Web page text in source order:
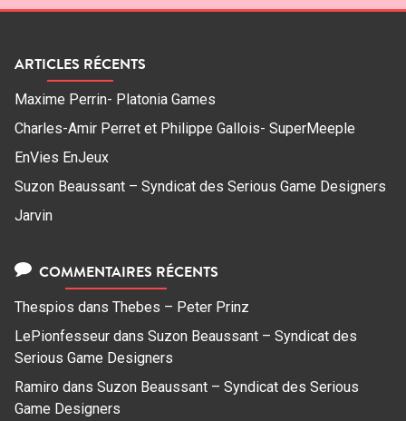
ARTICLES RÉCENTS
Maxime Perrin- Platonia Games
Charles-Amir Perret et Philippe Gallois- SuperMeeple
EnVies EnJeux
Suzon Beaussant – Syndicat des Serious Game Designers
Jarvin
COMMENTAIRES RÉCENTS
Thespios dans Thebes – Peter Prinz
LePionfesseur dans Suzon Beaussant – Syndicat des
Serious Game Designers
Ramiro dans Suzon Beaussant – Syndicat des Serious
Game Designers